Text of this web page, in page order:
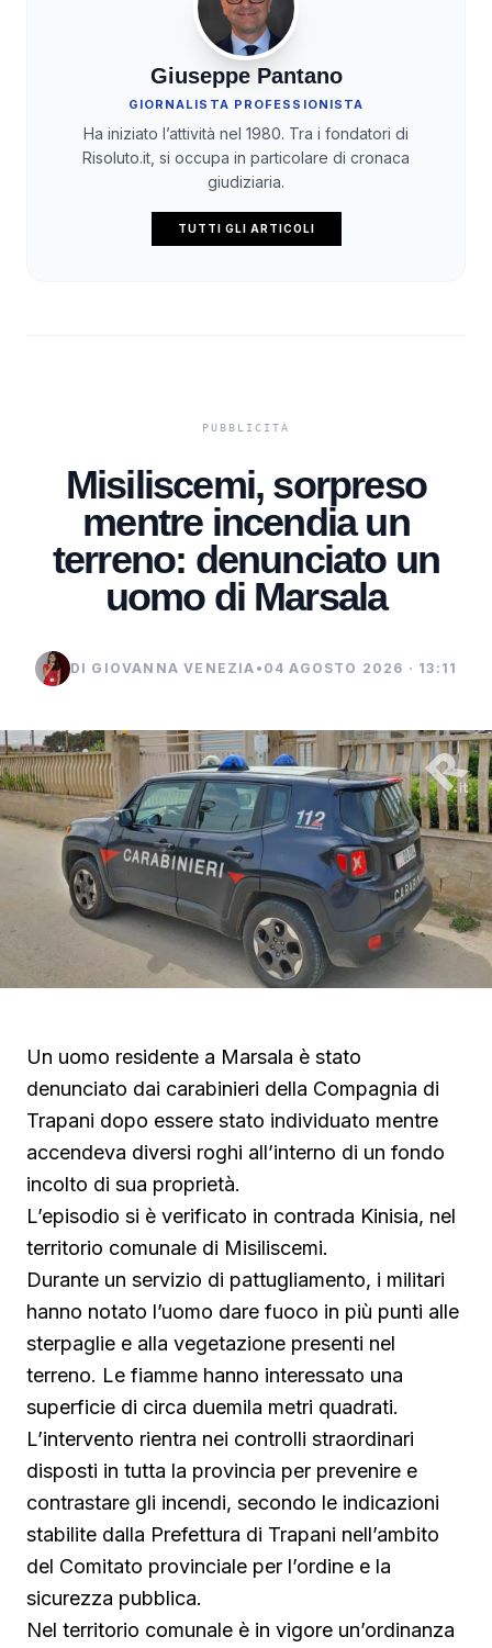
Giuseppe Pantano
GIORNALISTA PROFESSIONISTA
Ha iniziato l’attività nel 1980. Tra i fondatori di
Risoluto.it, si occupa in particolare di cronaca
giudiziaria.
TUTTI GLI ARTICOLI
Misiliscemi, sorpreso
mentre incendia un
terreno: denunciato un
uomo di Marsala
DI GIOVANNA VENEZIA • 04 AGOSTO 2026 · 13:11
Un uomo residente a Marsala è stato
denunciato dai carabinieri della Compagnia di
Trapani dopo essere stato individuato mentre
accendeva diversi roghi all’interno di un fondo
incolto di sua proprietà.
L’episodio si è verificato in contrada Kinisia, nel
territorio comunale di Misiliscemi.
Durante un servizio di pattugliamento, i militari
hanno notato l’uomo dare fuoco in più punti alle
sterpaglie e alla vegetazione presenti nel
terreno. Le fiamme hanno interessato una
superficie di circa duemila metri quadrati.
L’intervento rientra nei controlli straordinari
disposti in tutta la provincia per prevenire e
contrastare gli incendi, secondo le indicazioni
stabilite dalla Prefettura di Trapani nell’ambito
del Comitato provinciale per l’ordine e la
sicurezza pubblica.
Nel territorio comunale è in vigore un’ordinanza